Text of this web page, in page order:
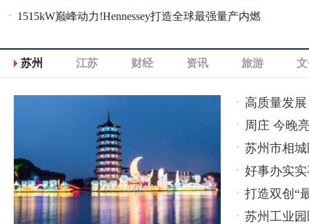
全国领先
1515kW巅峰动力!Hennessey打造全球最强量产内燃
苏州 江苏 财经 资讯 旅游
高质量发
周庄 今晚
苏州市相
好事办实
打造双创“
苏州工业